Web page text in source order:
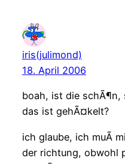
iris(julimond)
18. April 2006
boah, ist die
das ist gehÃ¤kelt?
ich glaube, ich muÃ
der richtung, obwohl